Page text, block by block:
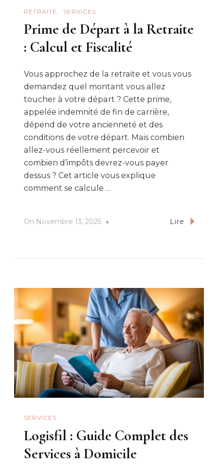
RETRAITE SERVICES
Prime de Départ à la Retraite
: Calcul et Fiscalité
Vous approchez de la retraite et vous vous
demandez quel montant vous allez
toucher à votre départ ? Cette prime,
appelée indemnité de fin de carrière,
dépend de votre ancienneté et des
conditions de votre départ. Mais combien
allez-vous réellement percevoir et
combien d’impôts devrez-vous payer
dessus ? Cet article vous explique
comment se calcule …
On Novembre 13, 2025 Lire
SERVICES
Logisfil : Guide Complet des
Services à Domicile